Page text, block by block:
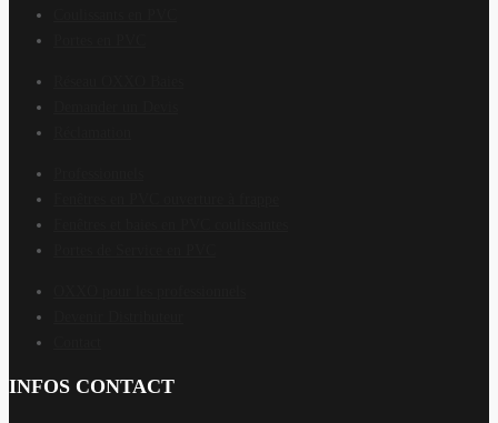
INFOS CONTACT